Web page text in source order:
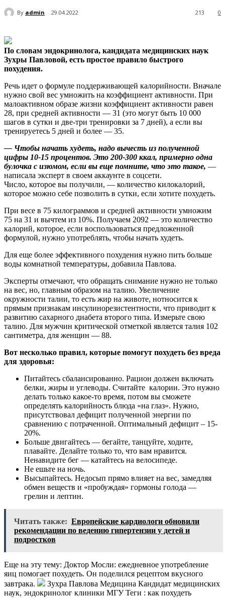
By admin 29.04.2022 0
213
По словам эндокринолога, кандидата медицинских наук
Зухры Павловой, есть простое правило быстрого
похудения.
Речь идет о формуле поддерживающей калорийности. Вначале
нужно свой вес умножить на коэффициент активности. При
малоактивном образе жизни коэффициент активности равен
28, при средней активности — 31 (это могут быть 10 000
шагов в сутки и две-три тренировки за 7 дней), а если вы
тренируетесь 5 дней и более — 35.
— Чтобы начать худеть, надо вычесть из полученной
цифры 10-15 процентов. Это 200-300 ккал, примерно одна
булочка с изюмом, если вы еще помните, что это такое, —
написала эксперт в своем аккаунте в соцсети.
Число, которое вы получили, — количество килокалорий,
которое можно себе позволить в сутки, если хотите похудеть.
При весе в 75 килограммов и средней активности умножим
75 на 31 и вычтем из 10%. Получаем 2092 — это количество
калорий, которое, если воспользоваться предложенной
формулой, нужно употреблять, чтобы начать худеть.
Для еще более эффективного похудения нужно пить больше
воды комнатной температуры, добавила Павлова.
Эксперты отмечают, что обращать снимание нужно не только
на вес, но, главным образом на талию. Увеличение
окружности талии, то есть жир на животе, нотносится к
прямым признакам инсулинорезистентности, что приводит к
развитию сахарного диабета второго типа. Измерьте свою
талию. Для мужчин критической отметкой является талия 102
сантиметра, для женщин — 88.
Вот несколько правил, которые помогут похудеть без вреда
для здоровья:
Питайтесь сбалансированно. Рацион должен включать
белки, жиры и углеводы. Считайте калории. Это нужно
делать только какое-то время, потом вы сможете
определять калорийность блюда «на глаз». Нужно,
присутствовал дефицит полученной энергии по
сравнению с потраченной. Оптимальный дефицит – 15-
20%.
Больше двигайтесь — бегайте, танцуйте, ходите,
плавайте. Делайте только то, что вам нравится.
Ненавидите бег — катайтесь на велосипеде.
Не ешьте на ночь.
Высыпайтесь. Недосып прямо влияет на вес, замедляя
обмен веществ и «пробуждая» гормоны голода —
грелин и лептин.
Читать также: Европейские кардиологи обновили
рекомендации по ведению гипертензии у детей и
подростков
Еще на эту тему: Доктор Мосли: ежедневное употребление
яиц помогает похудеть. Он поделился рецептом вкусного
завтрака.
Зухра Павлова Медицина Кандидат медицинских
наук, эндокринолог клиники МГУТеги : как похудеть